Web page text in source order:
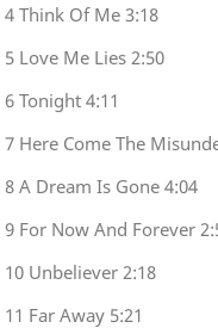
4 Think Of Me 3:18
5 Love Me Lies 2:50
6 Tonight 4:11
7 Here Come The
8 A Dream Is Gone 4:04
9 For Now And Forever
10 Unbeliever 2:18
11 Far Away 5:21